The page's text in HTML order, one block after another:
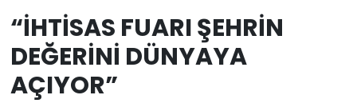
“İHTİSAS FUARI ŞEHRİN
DEĞERİNİ DÜNYAYA
AÇIYOR”